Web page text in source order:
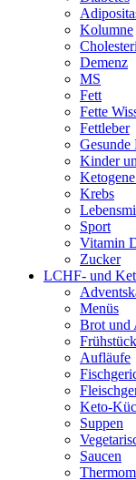
Kolumne
Demenz
MS
Fett
Fette
Fettleber
Gesunde
Kinder
Krebs
Sport
Vitamin
Zucker
LCHF- und
Menüs
Brot und
Frühstück
Aufläufe
Keto-
Suppen
Saucen